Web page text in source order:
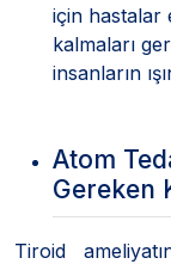
için hastalar
kalmaları
insanların
Atom
Gereken
Tiroid